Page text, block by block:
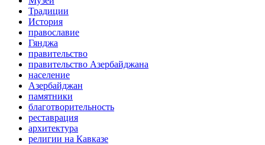
Традиции
История
православие
Гянджа
правительство
правительство Азербайджана
население
Азербайджан
памятники
благотворительность
реставрация
архитектура
религии на Кавказе